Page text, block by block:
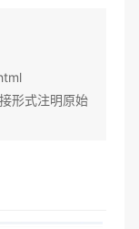
形式注明原始